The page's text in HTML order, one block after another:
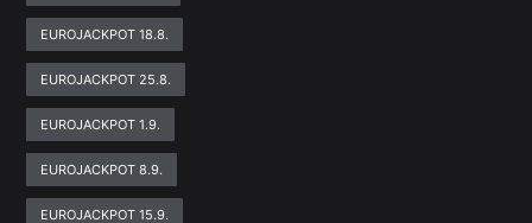
EUROJACKPOT 18.8.
EUROJACKPOT 25.8.
EUROJACKPOT 1.9.
EUROJACKPOT 8.9.
EUROJACKPOT 15.9.